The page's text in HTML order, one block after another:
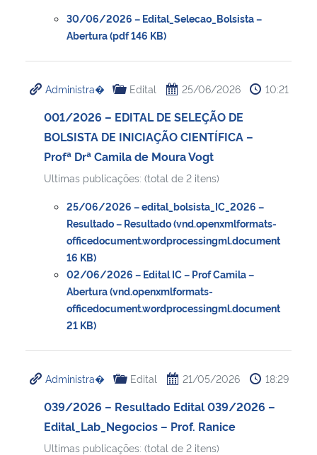
Ministério da Ciência, Tecnologia, Inovações e Comunicações
Ministério do Turismo
Ministério do Desenvolvimento Regional
Controladoria-Geral da União
Ministério da Mulher, da Família e dos Direitos Humanos
Secretaria-Geral
Secretaria de Governo
Gabinete de Segurança Institucional
Advocacia-Geral da União
Banco Central do Brasil
30/06/2026 – Edital_Selecao_Bolsista –
Abertura (pdf 146 KB)
Administra� Edital 25/06/2026 10:21
001/2026 – EDITAL DE SELEÇÃO DE
BOLSISTA DE INICIAÇÃO CIENTÍFICA –
Profª Drª Camila de Moura Vogt
Ultimas publicações: (total de 2 itens)
25/06/2026 – edital_bolsista_IC_2026 –
Resultado – Resultado (vnd.openxmlformats-
officedocument.wordprocessingml.document
16 KB)
02/06/2026 – Edital IC – Prof Camila –
Abertura (vnd.openxmlformats-
officedocument.wordprocessingml.document
21 KB)
Administra� Edital 21/05/2026 18:29
039/2026 – Resultado Edital 039/2026 –
Edital_Lab_Negocios – Prof. Ranice
Ultimas publicações: (total de 2 itens)